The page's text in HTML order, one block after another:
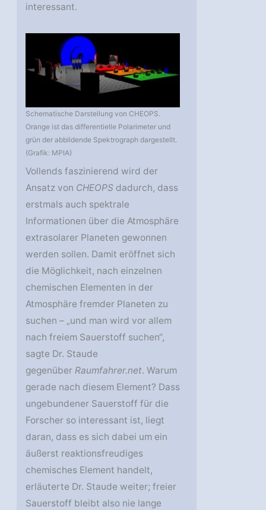
interessant.
Schematische Darstellung von CHEOPS.
Orange ist das differentielle Polarimeter und
grün der abbildende Spektrograph dargestellt.
(Grafik: MPIA)
Vollends faszinierend wird der
Ansatz von CHEOPS dadurch, dass
erstmals auch spektrale
Informationen über die Atmosphäre
extrasolarer Planeten gewonnen
werden sollen. Damit eröffnet sich
die Möglichkeit, nach einzelnen
chemischen Elementen in der
Atmosphäre fremder Planeten zu
suchen – „und man wird vor allem
nach freiem Sauerstoff suchen“,
sagte Dr. Staude
gegenüberRaumfahrer.net. Warum
gerade nach diesem Element? Dass
ungebundener Sauerstoff für die
Forscher so interessant ist, liegt
daran, dass es sich dabei um ein
äußerst reaktionsfreudiges
chemisches Element handelt,
erläuterte Dr. Staude weiter; freier
Sauerstoff bleibt also nie lange